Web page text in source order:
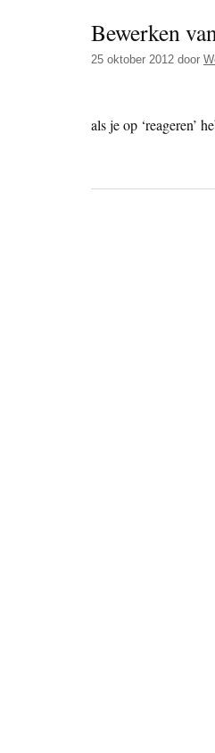
Bewerken
25 oktober 2012 door
als je op ‘reageren’